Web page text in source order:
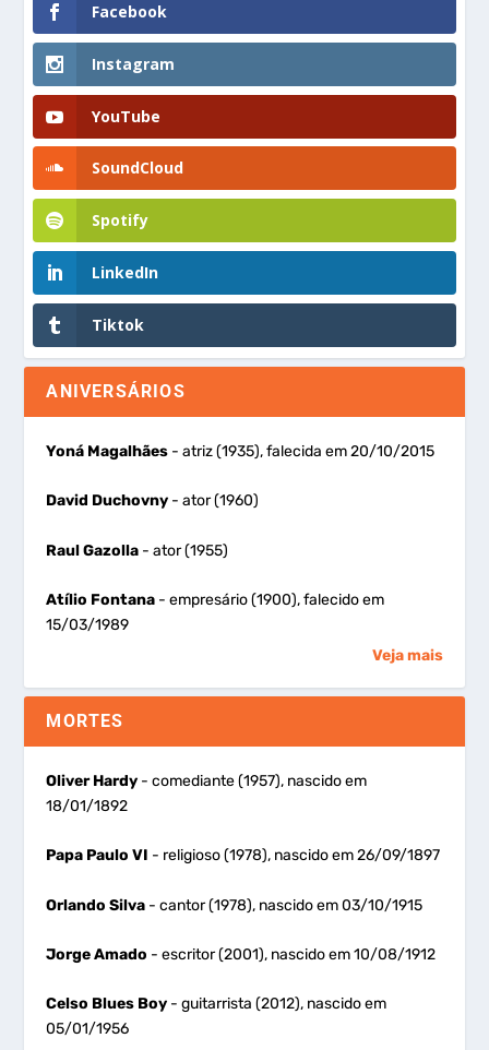
Facebook
Instagram
YouTube
SoundCloud
Spotify
LinkedIn
Tiktok
ANIVERSÁRIOS
Yoná Magalhães - atriz (1935), falecida em 20/10/2015
David Duchovny - ator (1960)
Raul Gazolla - ator (1955)
Atílio Fontana - empresário (1900), falecido em
15/03/1989
Veja mais
MORTES
Oliver Hardy - comediante (1957), nascido em
18/01/1892
Papa Paulo VI - religioso (1978), nascido em 26/09/1897
Orlando Silva - cantor (1978), nascido em 03/10/1915
Jorge Amado - escritor (2001), nascido em 10/08/1912
Celso Blues Boy - guitarrista (2012), nascido em
05/01/1956